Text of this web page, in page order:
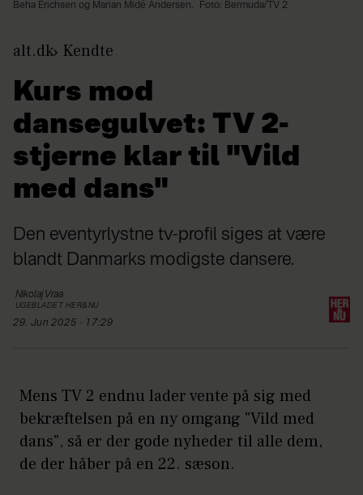
Beha Erichsen og Marian Midé Andersen.
Foto: Bermuda/TV 2
alt.dk Kendte
Kurs mod
dansegulvet: TV 2-
stjerne klar til "Vild
med dans"
Den eventyrlystne tv-profil siges at være
blandt Danmarks modigste dansere.
Nikolaj Vraa
UGEBLADET HER&NU
29. Jun 2025 - 17:29
Mens TV 2 endnu lader vente på sig med
bekræftelsen på en ny omgang "Vild med
dans", så er der gode nyheder til alle dem,
de der håber på en 22. sæson.